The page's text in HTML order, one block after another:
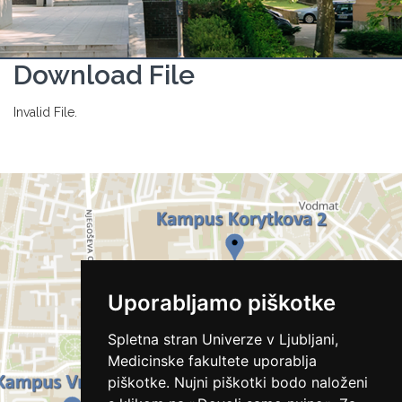
Uporabljamo piškotke
Spletna stran Univerze v Ljubljani,
Medicinske fakultete uporablja
piškotke. Nujni piškotki bodo naloženi
Download File
Invalid File.